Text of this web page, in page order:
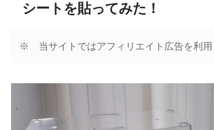
シートを貼ってみた！
※ 当サイトではアフィリエイト広告を利用